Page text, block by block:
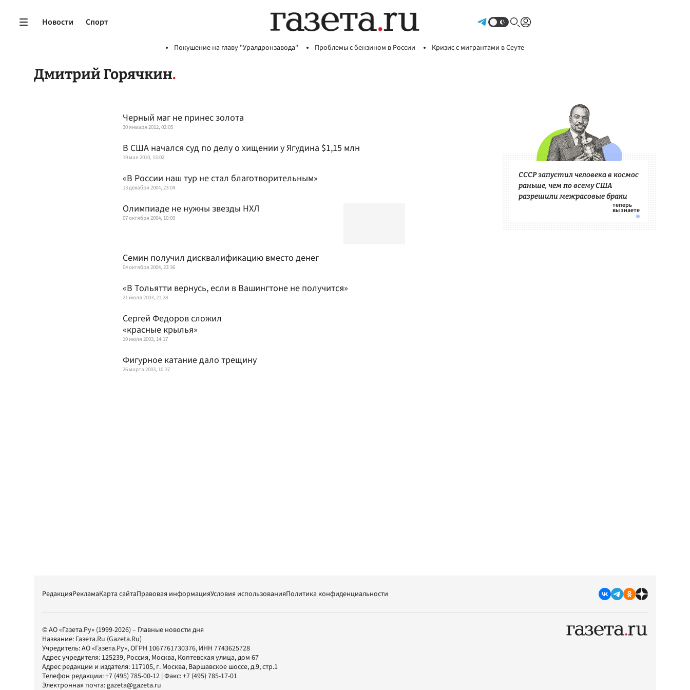
Новости Спорт
Покушение на главу "Уралдронзавода" Проблемы с бензином в России Кризис с мигрантами в Сеуте
Дмитрий Горячкин
Черный маг не принес золота
30 января 2012, 02:05
В США начался суд по делу о хищении у Ягудина $1,15 млн
19 мая 2010, 15:02
«В России наш тур не стал благотворительным»
13 декабря 2004, 23:04
Олимпиаде не нужны звезды НХЛ
07 октября 2004, 10:09
Семин получил дисквалификацию вместо денег
04 октября 2004, 23:36
«В Тольятти вернусь, если в Вашингтоне не получится»
21 июля 2003, 21:28
Сергей Федоров сложил
«красные крылья»
19 июля 2003, 14:17
Фигурное катание дало трещину
26 марта 2003, 10:37
СССР запустил человека в космос
раньше, чем по всему США
разрешили межрасовые браки
РедакцияРекламаКарта сайтаПравовая информацияУсловия использованияПолитика конфиденциальности
© АО «Газета.Ру» (1999-2026) – Главные новости дня
Название: Газета.Ru (Gazeta.Ru)
Учредитель:АО «Газета.Ру», ОГРН 1067761730376, ИНН 7743625728
Адрес учредителя: 125239, Россия, Москва, Коптевская улица, дом 67
Адрес редакции и издателя: 117105, г. Москва, Варшавское шоссе, д.9, стр.1
Телефон редакции:+7 (495) 785-00-12 | Факс:+7 (495) 785-17-01
Электронная почта:gazeta@gazeta.ru